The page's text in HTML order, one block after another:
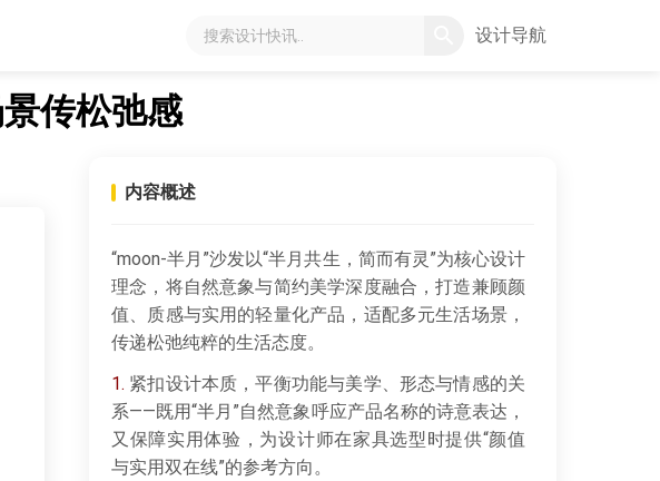
设计导航
传松弛感
内容概述
“moon-半月”沙发以“半月共生，简而有灵”为核心设计
理念，将自然意象与简约美学深度融合，打造兼顾颜
值、质感与实用的轻量化产品，适配多元生活场景，
传递松弛纯粹的生活态度。
1. 紧扣设计本质，平衡功能与美学、形态与情感的关
系——既用“半月”自然意象呼应产品名称的诗意表达，
又保障实用体验，为设计师在家具选型时提供“颜值
与实用双在线”的参考方向。